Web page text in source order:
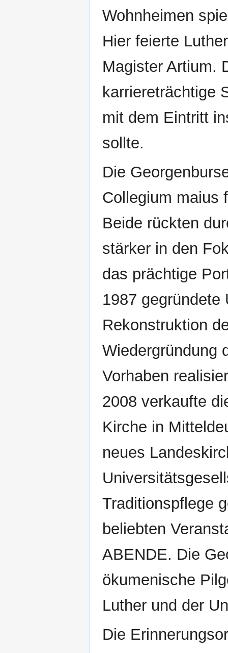
Wohnheimen
Hier feierte
Magister Artium.
karriereträchtige
mit dem Eintritt
sollte.
Die
Collegium maius
Beide rückten
stärker in den
das prächtige
1987
Rekonstruktion
Wiedergründung
Vorhaben
2008 verkaufte
Kirche in
neues
Traditionspflege
beliebten
ABENDE. Die
ökumenische
Luther und der
Die